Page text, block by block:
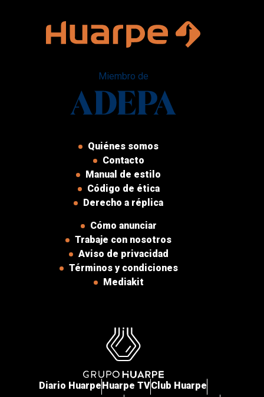
Miembro de
Quiénes somos
Contacto
Manual de estilo
Código de ética
Derecho a réplica
Cómo anunciar
Trabaje con nosotros
Aviso de privacidad
Términos y condiciones
Mediakit
Diario HuarpeHuarpe TVClub Huarpe